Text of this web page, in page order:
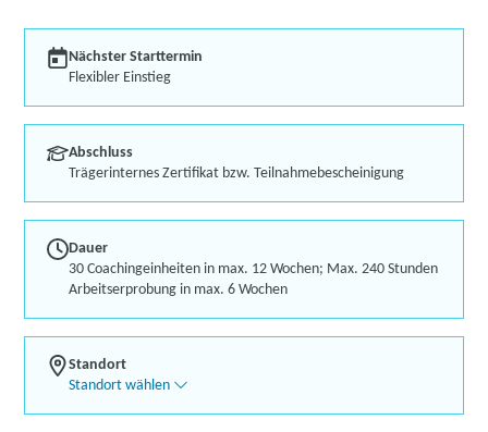
Nächster Starttermin
Flexibler Einstieg
Abschluss
Trägerinternes Zertifikat bzw. Teilnahmebescheinigung
Dauer
30 Coachingeinheiten in max. 12 Wochen; Max. 240 Stunden
Arbeitserprobung in max. 6 Wochen
Standort
Standort wählen